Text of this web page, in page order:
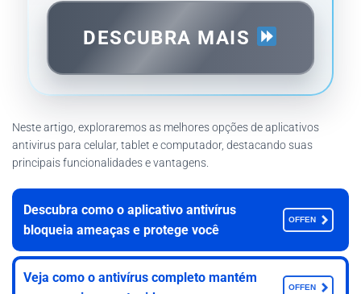
DESCUBRA MAIS
Neste artigo, exploraremos as melhores opções de aplicativos
antivirus para celular, tablet e computador, destacando suas
principais funcionalidades e vantagens.
Descubra como o aplicativo antivírus
bloqueia ameaças e protege você
OFFEN
Veja como o antivírus completo mantém
OFFEN